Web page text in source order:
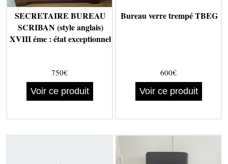
SECRETAIRE BUREAU
SCRIBAN (style anglais)
XVIII éme : état exceptionnel
750€
Voir ce produit
Bureau verre trempé TBEG
600€
Voir ce produit